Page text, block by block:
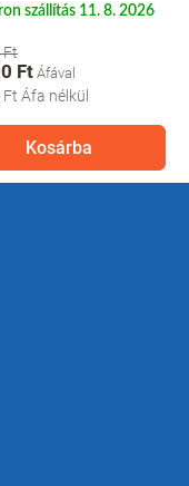
szállítás 11. 8. 2026
Ft
Ft
Ft Áfa nélkül
Kosárba